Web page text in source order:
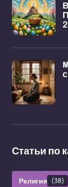
Статьи по
Религия (38)